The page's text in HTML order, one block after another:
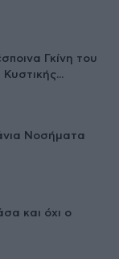
Γκίνη του
Νοσήματα
και όχι ο